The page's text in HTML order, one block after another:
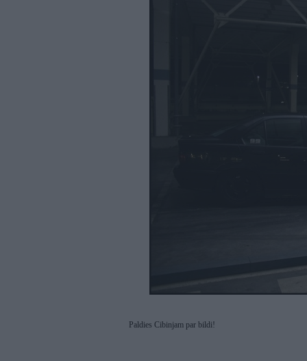
Paldies Cibinjam par bildi!